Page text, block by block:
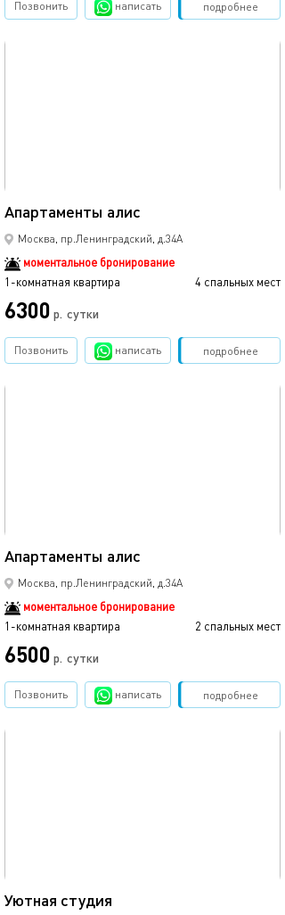
подробнее
Позвонить написать Забронировать
Апартаменты алис
Москва, пр.Ленинградский, д.34А
моментальное бронирование
1-комнатная квартира
4 спальных мест
6300 р. сутки
подробнее
Позвонить написать Забронировать
Апартаменты алис
Москва, пр.Ленинградский, д.34А
моментальное бронирование
1-комнатная квартира
2 спальных мест
6500 р. сутки
подробнее
Позвонить написать Забронировать
Уютная студия